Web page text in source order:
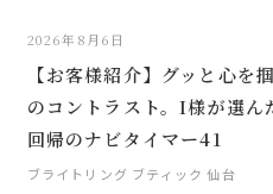
2026年8月6日
【お客様紹介】グッと心を
のコントラスト。I様が選ん
回帰のナビタイマー41
ブライトリング ブティック 仙台